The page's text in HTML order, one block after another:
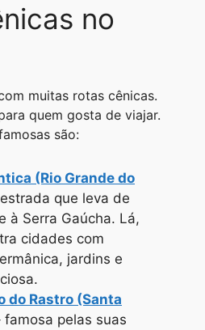
no
muitas rotas cênicas.
quem gosta de viajar.
são:
(Rio Grande do
que leva de
à Serra Gaúcha. Lá,
cidades com
jardins e
do Rastro (Santa
famosa pelas suas